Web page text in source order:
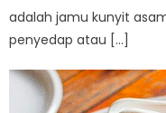
adalah jamu kunyit
penyedap atau […]